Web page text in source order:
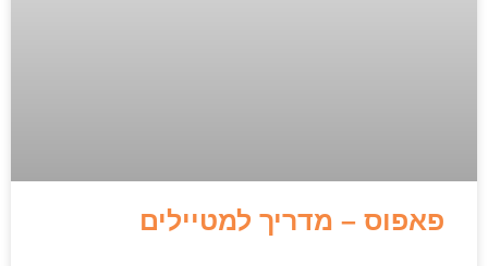
פאפוס – מדריך למטיילים